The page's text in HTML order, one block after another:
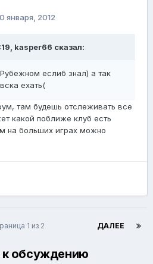
января, 2012
kasper66 сказал:
еслиб знал) а так
ехать(
там будешь отслеживать все
какой поближе клуб есть
на больших играх можно
ДАЛЕЕ
1 из 2
к обсуждению